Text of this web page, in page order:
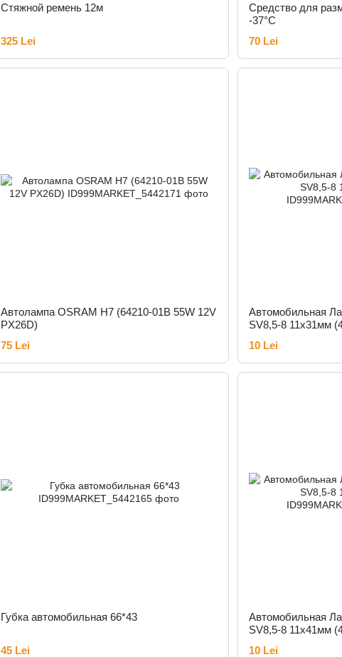
Стяжной ремень 12м
325 Lei
Средство для
-37°C
70 Lei
Автолампа OSRAM H7 (64210-01B 55W 12V
PX26D)
75 Lei
Автомобильная
SV8,5-8 11x31мм
10 Lei
Губка автомобильная 66*43
45 Lei
Автомобильная
SV8,5-8 11x41мм
10 Lei